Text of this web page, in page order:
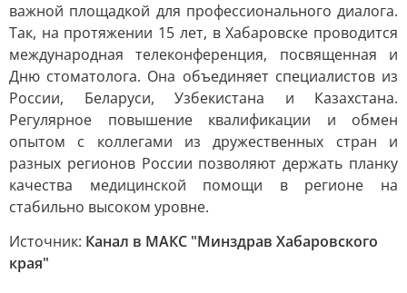
важной площадкой для профессионального диалога.
Так, на протяжении 15 лет, в Хабаровске проводится
международная телеконференция, посвященная и
Дню стоматолога. Она объединяет специалистов из
России, Беларуси, Узбекистана и Казахстана.
Регулярное повышение квалификации и обмен
опытом с коллегами из дружественных стран и
разных регионов России позволяют держать планку
качества медицинской помощи в регионе на
стабильно высоком уровне.
Источник: Канал в МАКС "Минздрав Хабаровского
края"